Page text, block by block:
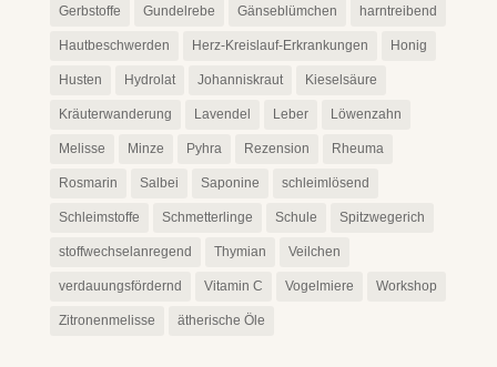
Gerbstoffe Gundelrebe Gänseblümchen harntreibend
Hautbeschwerden Herz-Kreislauf-Erkrankungen Honig
Husten Hydrolat Johanniskraut Kieselsäure
Kräuterwanderung Lavendel Leber Löwenzahn
Melisse Minze Pyhra Rezension Rheuma
Rosmarin Salbei Saponine schleimlösend
Schleimstoffe Schmetterlinge Schule Spitzwegerich
stoffwechselanregend Thymian Veilchen
verdauungsfördernd Vitamin C Vogelmiere Workshop
Zitronenmelisse ätherische Öle